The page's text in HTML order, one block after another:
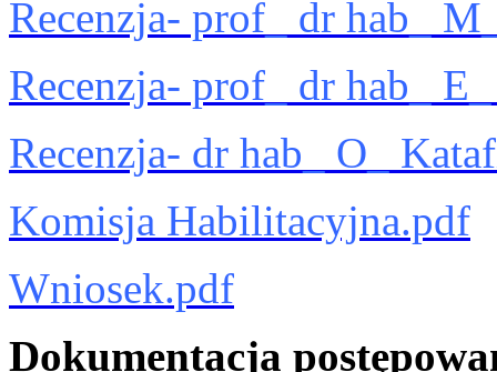
Recenzja- prof_ dr hab_
Recenzja- prof_ dr hab_
Recenzja- dr hab_ O_
Komisja Habilitacyjna.pdf
Wniosek.pdf
Dokumentacja